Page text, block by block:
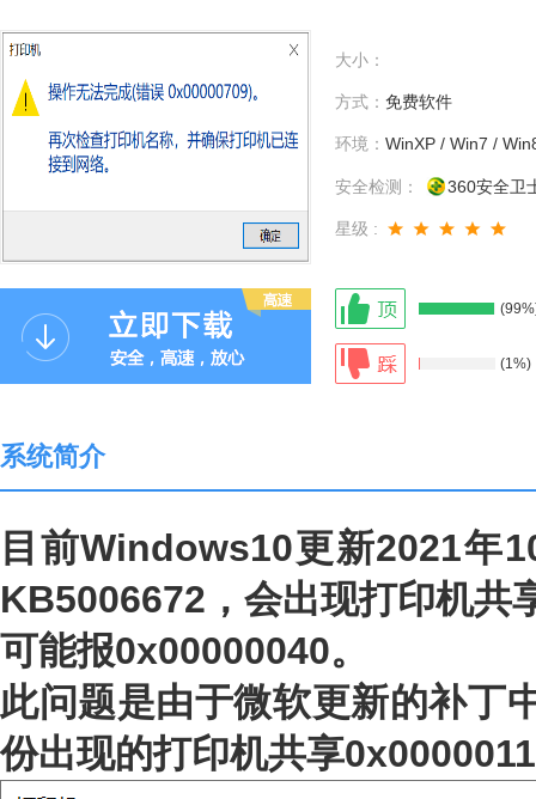
大小：
方式： 免费软件
环境： WinXP / Win7 /
安全检测： 360安全卫
星级 :
(1%)
系统简介
目前Windows10更新2021年
KB5006672，会出现打印机共
可能报0x00000040。
此问题是由于微软更新的补丁
份出现的打印机共享